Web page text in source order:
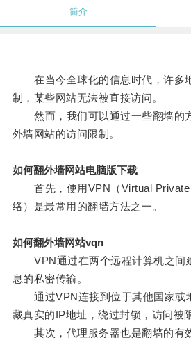
简介
在当今全球化的信息时代，许多
制，某些网站无法被直接访问。
然而，我们可以通过一些翻墙的
外墙网站的访问限制。
如何翻外墙网站电脑版下载
首先，使用VPN（Virtual Private
络）是最常用的翻墙方法之一。
如何翻外墙网站vqn
VPN通过在两个远程计算机之间
息的私密传输。
通过VPN连接到位于其他国家或
藏真实的IP地址，绕过封锁，访问被
其次，代理服务器也是翻墙的有效